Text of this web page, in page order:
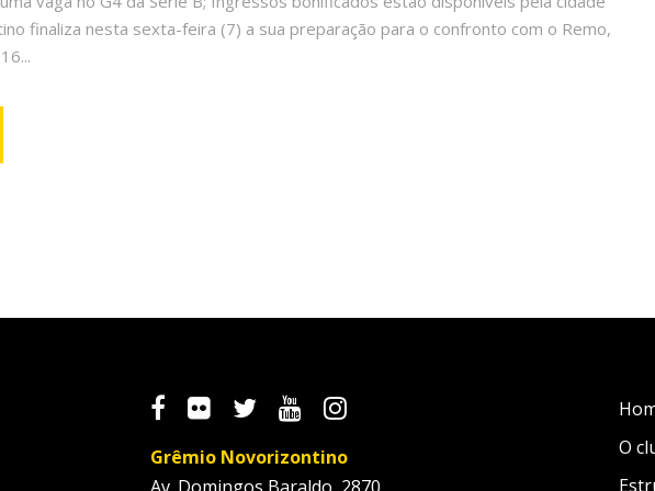
finaliza nesta sexta-feira (7) a sua preparação para o confronto com o Remo,
Grêmio Novorizontino
O